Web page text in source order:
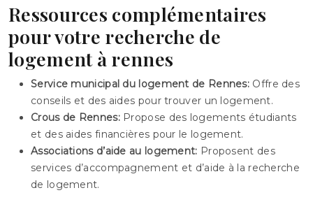
Ressources complémentaires
pour votre recherche de
logement à rennes
Service municipal du logement de Rennes: Offre des
conseils et des aides pour trouver un logement.
Crous de Rennes: Propose des logements étudiants
et des aides financières pour le logement.
Associations d’aide au logement: Proposent des
services d’accompagnement et d’aide à la recherche
de logement.